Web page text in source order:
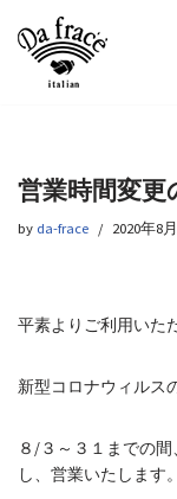
コ
へ
ス
営業時間変更
by da-frace 2020年8
平素よりご利用いた
新型コロナウィルス
８/３～３１までの
し、営業いたします。